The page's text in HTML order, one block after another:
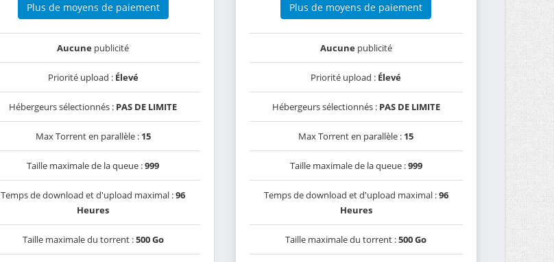
Plus de moyens de paiement
Aucune publicité
Priorité upload : Élevé
Hébergeurs sélectionnés : PAS DE LIMITE
Max Torrent en parallèle : 15
Taille maximale de la queue :999
Temps de download et d'upload maximal :96
Heures
Taille maximale du torrent :500 Go
Plus de moyens de paiement
Aucunepublicité
Priorité upload : Élevé
Hébergeurs sélectionnés : PAS DE LIMITE
Max Torrent en parallèle : 15
Taille maximale de la queue :999
Temps de download et d'upload maximal :96
Heures
Taille maximale du torrent :500 Go